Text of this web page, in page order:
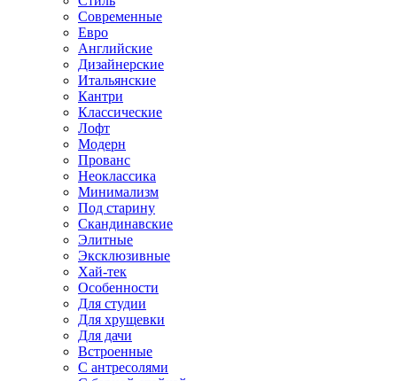
Современные
Евро
Английские
Дизайнерские
Итальянские
Кантри
Классические
Лофт
Модерн
Прованс
Неоклассика
Минимализм
Под старину
Скандинавские
Элитные
Эксклюзивные
Хай-тек
Особенности
Для студии
Для хрущевки
Для дачи
Встроенные
С антресолями